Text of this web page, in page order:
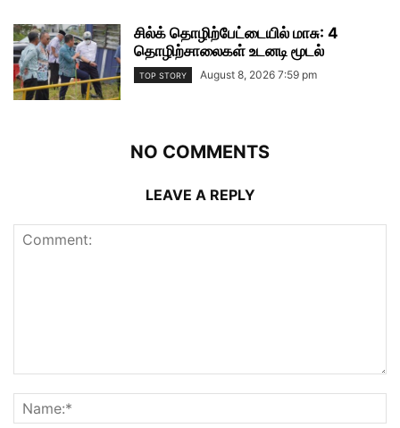
சில்க் தொழிற்பேட்டையில் மாசு: 4
தொழிற்சாலைகள் உடனடி மூடல்
TOP STORY August 8, 2026 7:59 pm
NO COMMENTS
LEAVE A REPLY